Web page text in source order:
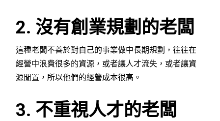
2. 沒有創業規劃的老闆
這種老闆不善於對自己的事業做中長期規劃，往往在
經營中浪費很多的資源，或者讓人才流失，或者讓資
源閒置，所以他們的經營成本很高。
3. 不重視人才的老闆